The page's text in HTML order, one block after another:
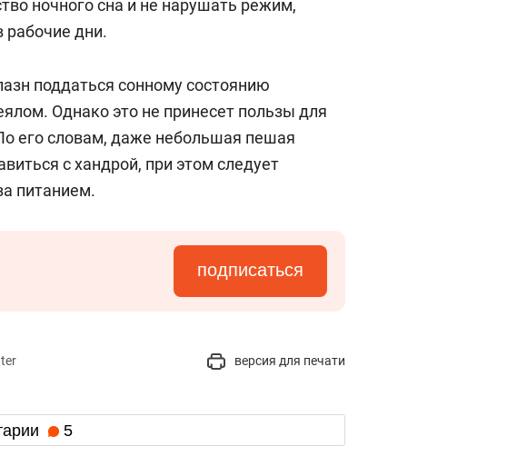
ночного сна и не нарушать режим,
рабочие дни.
поддаться сонному состоянию
Однако это не принесет пользы для
его словам, даже небольшая пешая
с хандрой, при этом следует
питанием.
подписаться
версия для печати
5